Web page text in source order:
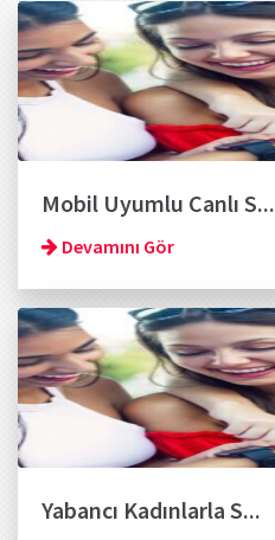
Mobil Uyumlu Canlı S...
Devamını Gör
Yabancı Kadınlarla S...